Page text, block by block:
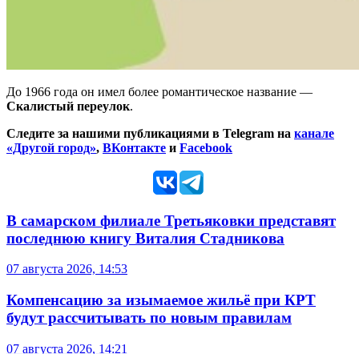
До 1966 года он имел более романтическое название —
Скалистый переулок.
Следите за нашими публикациями в Telegram на канале
«Другой город», ВКонтакте и Facebook
В самарском филиале Третьяковки представят
последнюю книгу Виталия Стадникова
07 августа 2026, 14:53
Компенсацию за изымаемое жильё при КРТ
будут рассчитывать по новым правилам
07 августа 2026, 14:21